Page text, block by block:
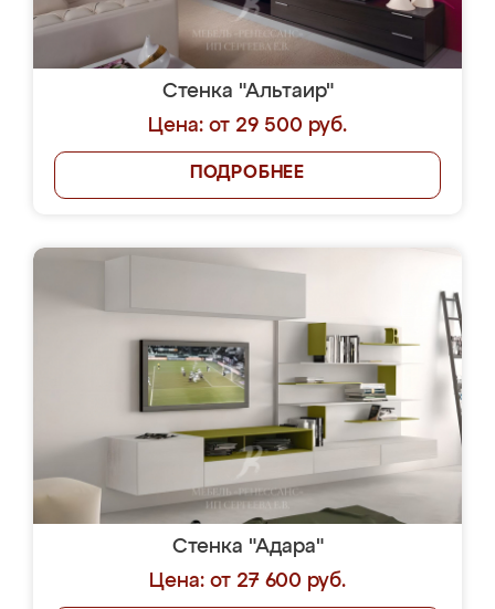
Стенка "Альтаир"
Цена: от 29 500 руб.
ПОДРОБНЕЕ
Стенка "Адара"
Цена: от 27 600 руб.